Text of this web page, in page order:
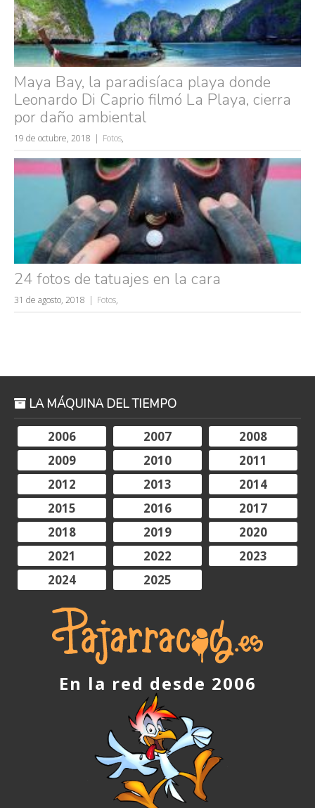
Maya Bay, la paradisíaca playa donde
Leonardo Di Caprio filmó La Playa, cierra
por daño ambiental
19 de octubre, 2018 Fotos,
24 fotos de tatuajes en la cara
31 de agosto, 2018 Fotos,
LA MÁQUINA DEL TIEMPO
2006
2007
2008
2009
2010
2011
2012
2013
2014
2015
2016
2017
2018
2019
2020
2021
2022
2023
2024
2025
En la red desde 2006